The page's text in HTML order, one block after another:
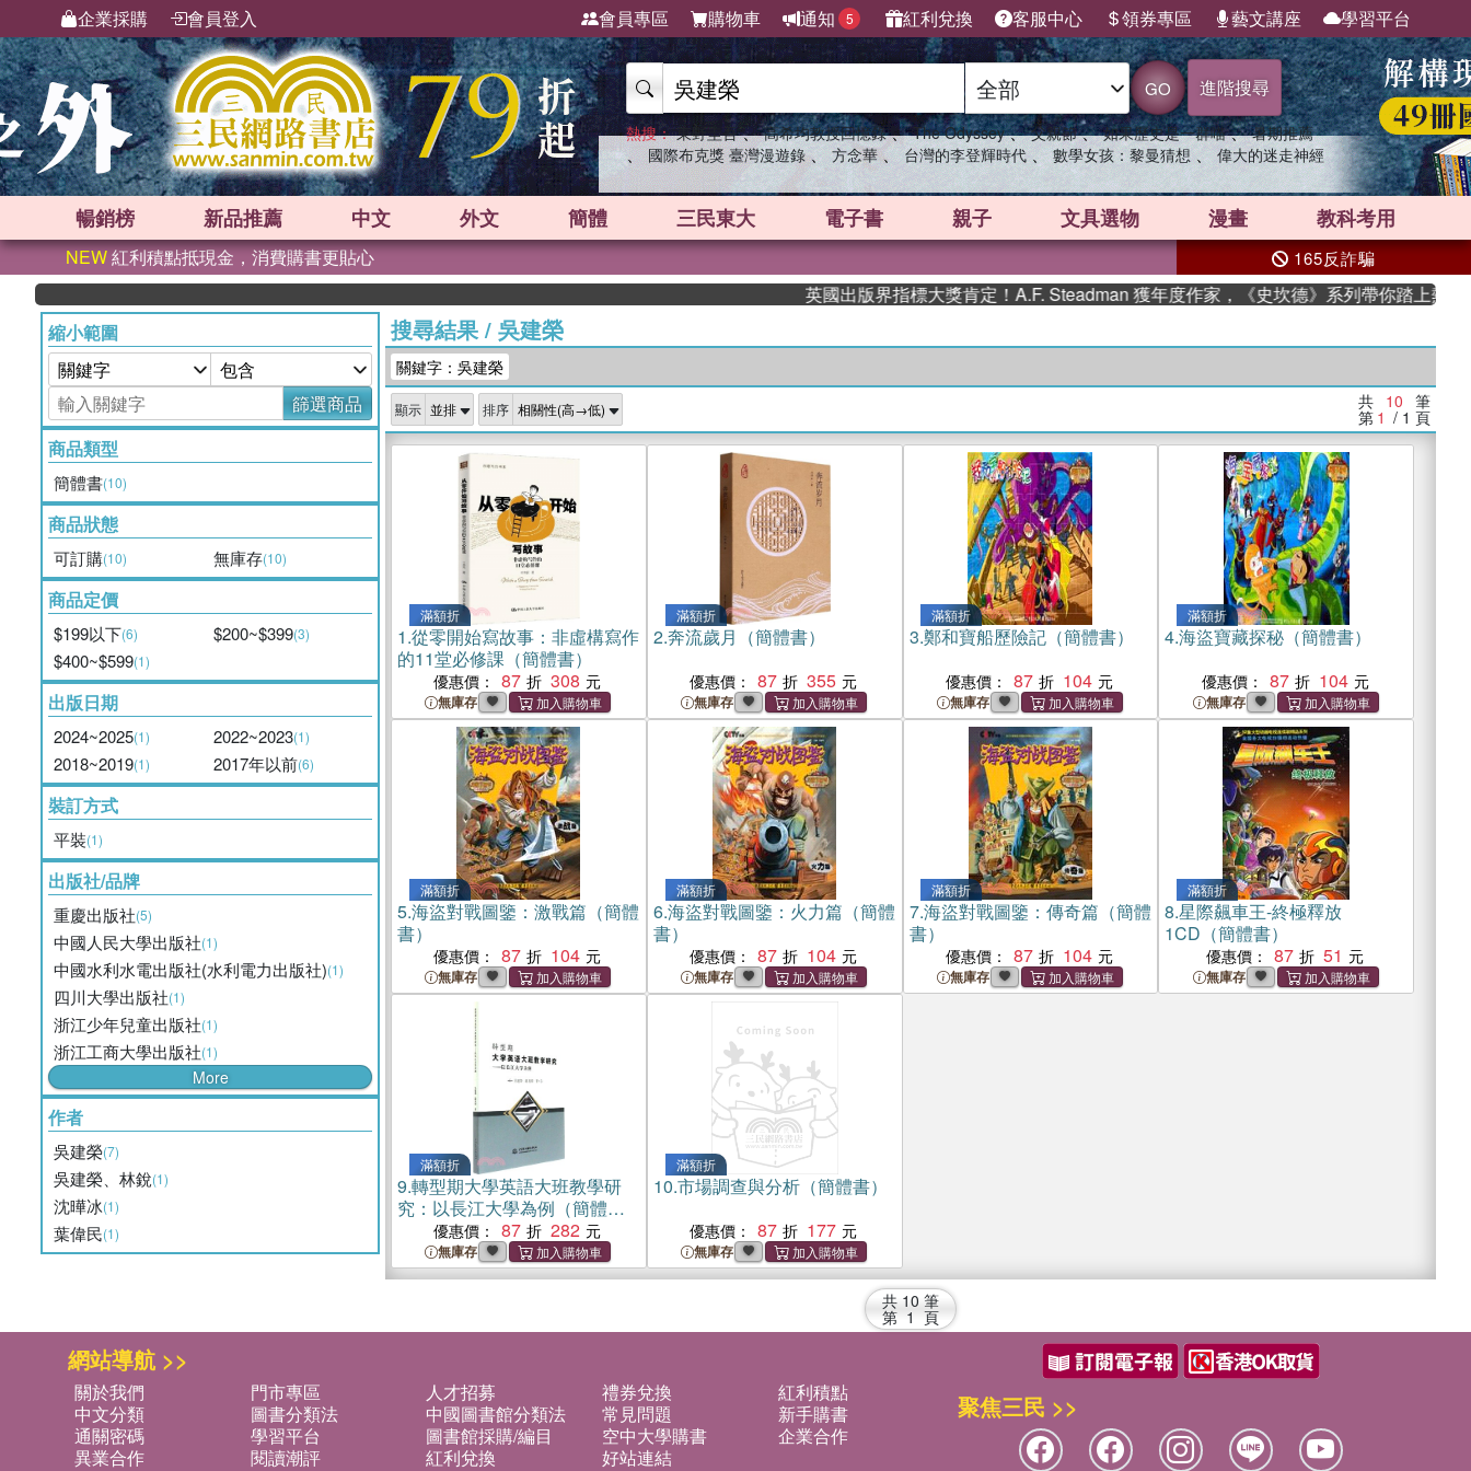
企業採購 會員登入 會員專區 購物車 通知 5 紅利兌換 客服中心 領券專區 藝文講座 學習平台
GO 進階搜尋
熱搜： 東野圭吾 、 高希均教授回憶錄 、 The Odyssey 、 父親節 、 如果歷史是一群喵 、 暑期推薦
、 國際布克獎 臺灣漫遊錄 、 方念華 、 台灣的李登輝時代 、 數學女孩：黎曼猜想 、 偉大的迷走神經
暢銷榜 新品推薦 中文 外文 簡體 三民東大 電子書 親子 文具選物 漫畫 教科考用
NEW紅利積點抵現金，消費購書更貼心 165反詐騙
英國出版界指標大獎肯定！A.F. Steadman 獲年度作家，《史坎德》系列帶你踏上熱血奇幻
縮小範圍
篩選商品
商品類型
簡體書(10)
商品狀態
可訂購(10) 無庫存(10)
商品定價
$199以下(6) $200~$399(3)
$400~$599(1)
出版日期
2024~2025(1) 2022~2023(1)
2018~2019(1) 2017年以前(6)
裝訂方式
平裝(1)
出版社/品牌
重慶出版社(5)
中國人民大學出版社(1)
中國水利水電出版社(水利電力出版社)(1)
四川大學出版社(1)
浙江少年兒童出版社(1)
浙江工商大學出版社(1)
More
作者
吳建榮(7)
吳建榮、林銳(1)
沈曄冰(1)
葉偉民(1)
搜尋結果/ 吳建榮
關鍵字：吳建榮
顯示 排序 共 10 筆
第 1 / 1 頁
滿額折
1.從零開始寫故事：非虛構寫作
的11堂必修課（簡體書）
優惠價： 87 308
無庫存
滿額折
2.奔流歲月（簡體書）
優惠價： 87 355
無庫存
滿額折
3.鄭和寶船歷險記（簡體書）
優惠價： 87 104
無庫存
滿額折
4.海盜寶藏探秘（簡體書）
優惠價： 87 104
無庫存
滿額折
5.海盜對戰圖鑒：激戰篇（簡體
書）
優惠價： 87 104
無庫存
滿額折
6.海盜對戰圖鑒：火力篇（簡體
書）
優惠價： 87 104
無庫存
滿額折
7.海盜對戰圖鑒：傳奇篇（簡體
書）
優惠價： 87 104
無庫存
滿額折
8.星際飆車王-終極釋放
1CD（簡體書）
優惠價： 87 51
無庫存
滿額折
9.轉型期大學英語大班教學研
究：以長江大學為例（簡體
優惠價： 87 282
無庫存
滿額折
10.市場調查與分析（簡體書）
優惠價： 87 177
無庫存
共 10 筆
第 1 頁
網站導航 >>
關於我們 門市專區 人才招募 禮券兌換
紅利積點
中文分類
圖書分類法 中國圖書館分類法 常見問題
新手購書
通關密碼
學習平台 圖書館採購/編目 空中大學購書
企業合作
異業合作
閱讀潮評 紅利兌換 好站連結
聚焦三民 >>